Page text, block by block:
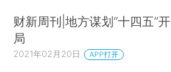
财新周刊|地方谋划“十四五”开
局
2021年02月20日 APP打开